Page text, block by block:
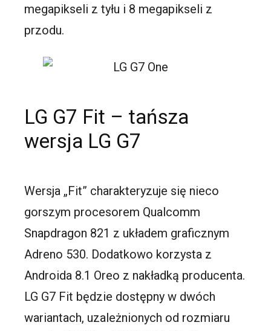
megapikseli z tyłu i 8 megapikseli z
przodu.
LG G7 Fit – tańsza
wersja LG G7
Wersja „Fit” charakteryzuje się nieco
gorszym procesorem Qualcomm
Snapdragon 821 z układem graficznym
Adreno 530. Dodatkowo korzysta z
Androida 8.1 Oreo z nakładką producenta.
LG G7 Fit będzie dostępny w dwóch
wariantach, uzależnionych od rozmiaru